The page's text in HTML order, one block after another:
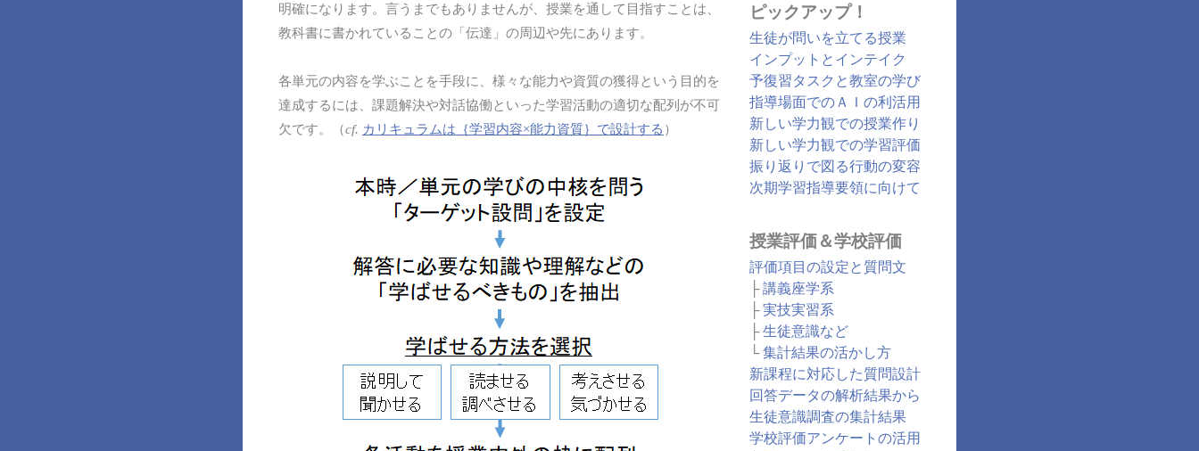
明確になります。言うまでもありませんが、授業を通して目指すことは、
教科書に書かれていることの「伝達」の周辺や先にあります。
各単元の内容を学ぶことを手段に、様々な能力や資質の獲得という目的を
達成するには、課題解決や対話協働といった学習活動の適切な配列が不可
欠です。（cf. カリキュラムは｛学習内容×能力資質｝で設計する ）
ピックアップ！
生徒が問いを立てる授業
インプットとインテイク
予復習タスクと教室の学び
指導場面でのＡＩの利活用
新しい学力観での授業作り
新しい学力観での学習評価
振り返りで図る行動の変容
次期学習指導要領に向けて
授業評価＆学校評価
評価項目の設定と質問文
├講義座学系
├実技実習系
├生徒意識など
└集計結果の活かし方
新課程に対応した質問設計
回答データの解析結果から
生徒意識調査の集計結果
学校評価アンケートの活用